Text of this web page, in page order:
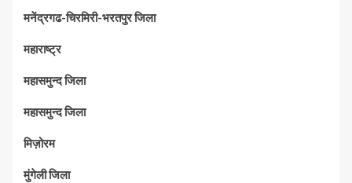
मनेंद्रगढ-चिरमिरी-भरतपुर जिला
महाराष्‍ट्र
महासमुन्द जिला
महासमुन्द जिला
मिज़ोरम
मुंगेली जिला